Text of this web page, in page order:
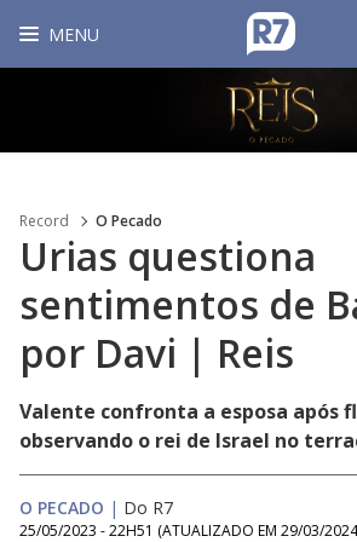
MENU
Record O Pecado
Urias questiona
sentimentos de
por Davi | Reis
Valente confronta a esposa após
observando o rei de Israel no
O PECADO | Do R7
25/05/2023 - 22H51 (ATUALIZADO EM 29/03/